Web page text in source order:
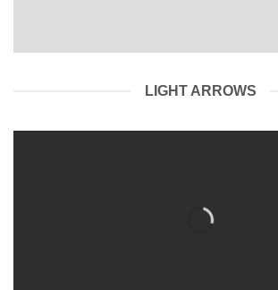
LIGHT ARROWS